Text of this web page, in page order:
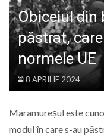
Obiceiul din
păstrat,
normele UE
8 APRILIE 2024
Maramureșul este
modul în care s-au